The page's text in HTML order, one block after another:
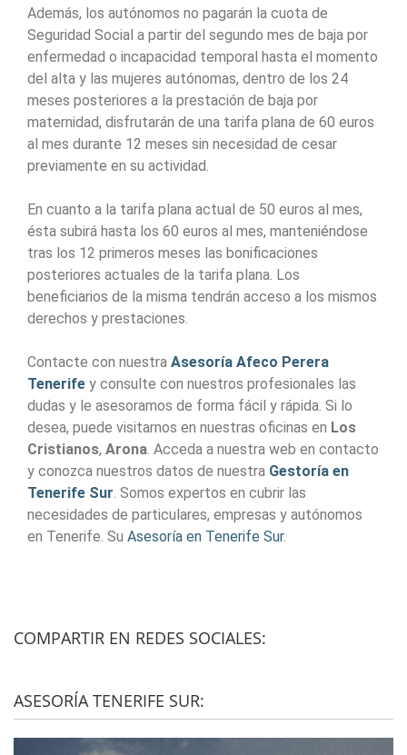
Además, los autónomos no pagarán la cuota de
Seguridad Social a partir del segundo mes de baja por
enfermedad o incapacidad temporal hasta el momento
del alta y las mujeres autónomas, dentro de los 24
meses posteriores a la prestación de baja por
maternidad, disfrutarán de una tarifa plana de 60 euros
al mes durante 12 meses sin necesidad de cesar
previamente en su actividad.
En cuanto a la tarifa plana actual de 50 euros al mes,
ésta subirá hasta los 60 euros al mes, manteniéndose
tras los 12 primeros meses las bonificaciones
posteriores actuales de la tarifa plana. Los
beneficiarios de la misma tendrán acceso a los mismos
derechos y prestaciones.
Contacte con nuestra Asesoría Afeco Perera
Tenerife y consulte con nuestros profesionales las
dudas y le asesoramos de forma fácil y rápida. Si lo
desea, puede visitarnos en nuestras oficinas en Los
Cristianos, Arona. Acceda a nuestra web en contacto
y conozca nuestros datos de nuestra Gestoría en
Tenerife Sur. Somos expertos en cubrir las
necesidades de particulares, empresas y autónomos
en Tenerife. Su Asesoría en Tenerife Sur.
COMPARTIR EN REDES SOCIALES:
ASESORÍA TENERIFE SUR: